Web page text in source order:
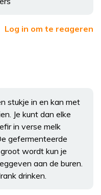
Log in om te reageren
stukje in en kan met
Je kunt dan elke
in verse melk
gefermenteerde
wordt kun je
aan de buren.
drinken.